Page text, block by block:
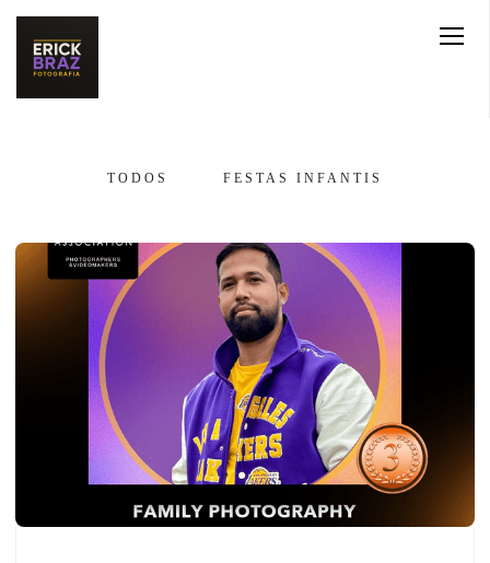
TODOS FESTAS INFANTIS